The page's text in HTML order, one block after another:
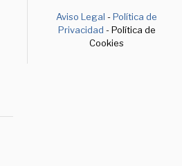
Aviso Legal -Política de
Privacidad - Política de
Cookies